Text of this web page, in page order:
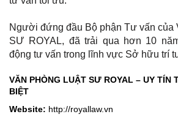
Người đứng đầu Bộ phận Tư vấn của
SƯ ROYAL, đã trải qua hơn 10
động tư vấn trong lĩnh vực Sở hữu trí
VĂN PHÒNG LUẬT SƯ ROYAL – UY TÍN
BIỆT
Website: http://royallaw.vn